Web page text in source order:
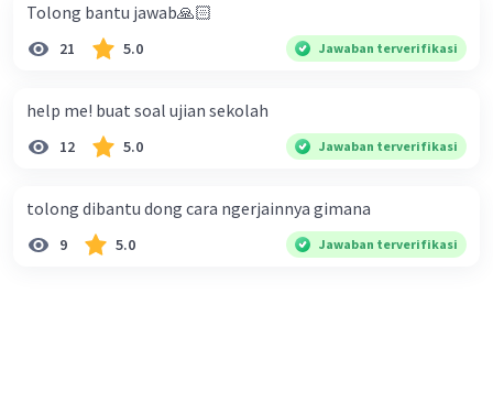
Tolong bantu jawab🙏🏻
21 5.0 Jawaban terverifikasi
help me! buat soal ujian sekolah
12 5.0 Jawaban terverifikasi
tolong dibantu dong cara ngerjainnya gimana
9 5.0 Jawaban terverifikasi